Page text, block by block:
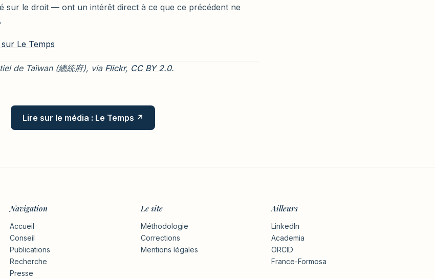
sur le droit — ont un intérêt direct à ce que ce précédent ne
Le Temps
de Taïwan (總統府), via Flickr, CC BY 2.0.
Lire sur le média : Le Temps ↗
Navigation
Accueil
Conseil
Publications
Recherche
Presse
Le site
Méthodologie
Corrections
Mentions légales
Ailleurs
LinkedIn
Academia
ORCID
France-Formosa